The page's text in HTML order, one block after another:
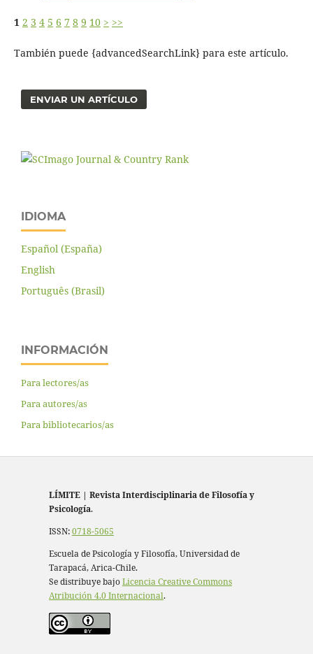
1 2 3 4 5 6 7 8 9 10 > >>
También puede {advancedSearchLink} para este artículo.
ENVIAR UN ARTÍCULO
IDIOMA
Español (España)
English
Português (Brasil)
INFORMACIÓN
Para lectores/as
Para autores/as
Para bibliotecarios/as
LÍMITE | Revista Interdisciplinaria de Filosofía y
Psicología.
ISSN:0718-5065
Escuela de Psicología y Filosofía, Universidad de
Tarapacá, Arica-Chile.
Se distribuye bajoLicencia Creative Commons
Atribución 4.0 Internacional.